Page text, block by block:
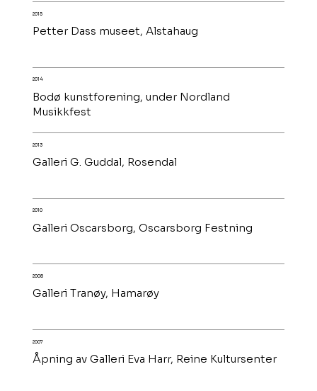
2015
Petter Dass museet, Alstahaug
2014
Bodø kunstforening, under Nordland
Musikkfest
2013
Galleri G. Guddal, Rosendal
2010
Galleri Oscarsborg, Oscarsborg Festning
2008
Galleri Tranøy, Hamarøy
2007
Åpning av Galleri Eva Harr, Reine Kultursenter